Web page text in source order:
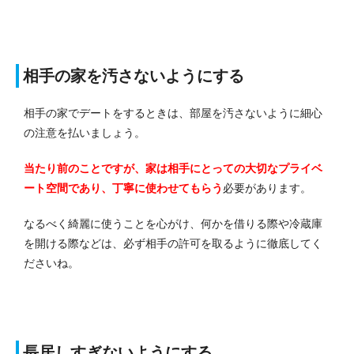
相手の家を汚さないようにする
相手の家でデートをするときは、部屋を汚さないように細心
の注意を払いましょう。
当たり前のことですが、家は相手にとっての大切なプライベ
ート空間であり、丁寧に使わせてもらう 必要があります。
なるべく綺麗に使うことを心がけ、何かを借りる際や冷蔵庫
を開ける際などは、必ず相手の許可を取るように徹底してく
ださいね。